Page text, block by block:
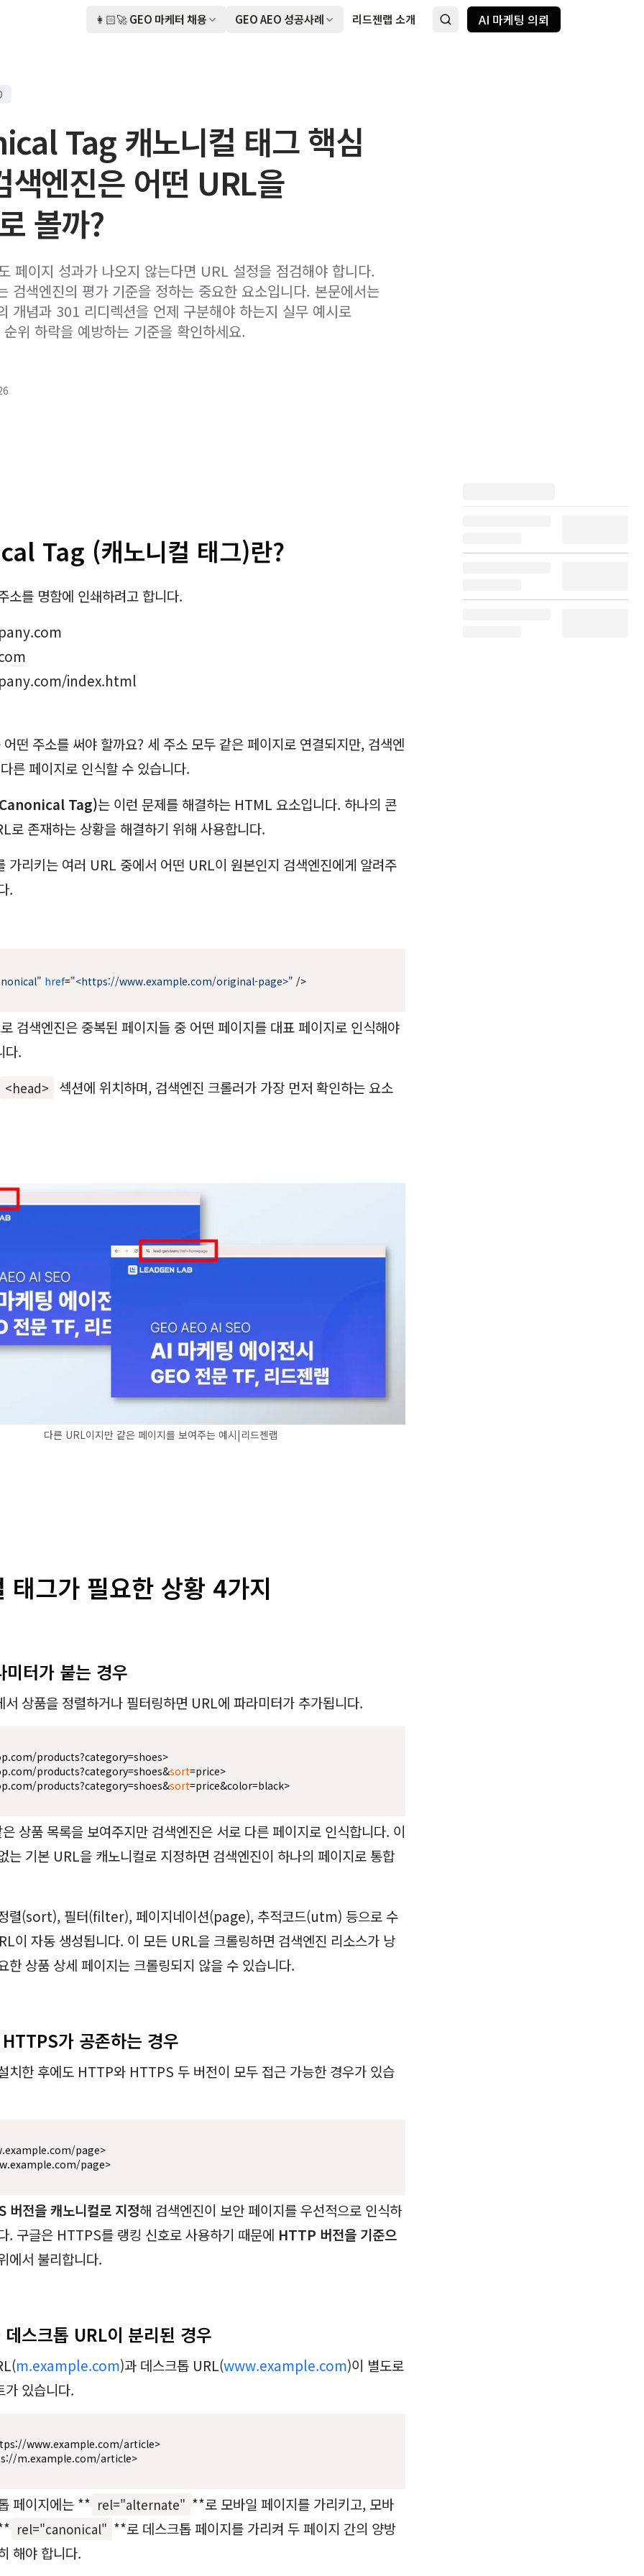
👩🏻‍🚀 GEO 마케터 채용 GEO AEO 성공사례 리드젠랩 소개 AI 마케팅 의뢰
Tag 캐노니컬 태그 핵심
색엔진은 어떤 URL을
볼까?
페이지 성과가 나오지 않는다면 URL 설정을 점검해야 합니다.
검색엔진의 평가 기준을 정하는 중요한 요소입니다. 본문에서는
개념과 301 리디렉션을 언제 구분해야 하는지 실무 예시로
위 하락을 예방하는 기준을 확인하세요.
Tag (캐노니컬 태그)란?
소를 명함에 인쇄하려고 합니다.
index.html
떤 주소를 써야 할까요? 세 주소 모두 같은 페이지로 연결되지만, 검색엔
른 페이지로 인식할 수 있습니다.
Tag)는 이런 문제를 해결하는 HTML 요소입니다. 하나의 콘
로 존재하는 상황을 해결하기 위해 사용합니다.
가리키는 여러 URL 중에서 어떤 URL이 원본인지 검색엔진에게 알려주
.
href="<https://www.example.com/original-page>" />
검색엔진은 중복된 페이지들 중 어떤 페이지를 대표 페이지로 인식해야
다.
<head> 섹션에 위치하며, 검색엔진 크롤러가 가장 먼저 확인하는 요소
다른 URL이지만 같은 페이지를 보여주는 예시|리드젠랩
태그가 필요한 상황 4가지
터가 붙는 경우
서 상품을 정렬하거나 필터링하면 URL에 파라미터가 추가됩니다.
products?category=shoes>
products?category=shoes&sort=price>
products?category=shoes&sort
상품 목록을 보여주지만 검색엔진은 서로 다른 페이지로 인식합니다. 이
는 기본 URL을 캐노니컬로 지정하면 검색엔진이 하나의 페이지로 통합
렬(sort), 필터(filter), 페이지네이션(page), 추적코드(utm) 등으로 수
이 자동 생성됩니다. 이 모든 URL을 크롤링하면 검색엔진 리소스가 낭
한 상품 상세 페이지는 크롤링되지 않을 수 있습니다.
가 공존하는 경우
치한 후에도 HTTP와 HTTPS 두 버전이 모두 접근 가능한 경우가 있습
page>
page>
버전을 캐노니컬로 지정해 검색엔진이 보안 페이지를 우선적으로 인식하
. 구글은 HTTPS를 랭킹 신호로 사용하기 때문에 HTTP 버전을 기준으
에서 불리합니다.
스크톱 URL이 분리된 경우
m.example.com)과 데스크톱 URL(www.example.com)이 별도로
가 있습니다.
www.example.com/article>
m.example.com/article>
페이지에는 ** rel="alternate" **로 모바일 페이지를 가리키고, 모바
rel="canonical" **로 데스크톱 페이지를 가리켜 두 페이지 간의 양방
해야 합니다.